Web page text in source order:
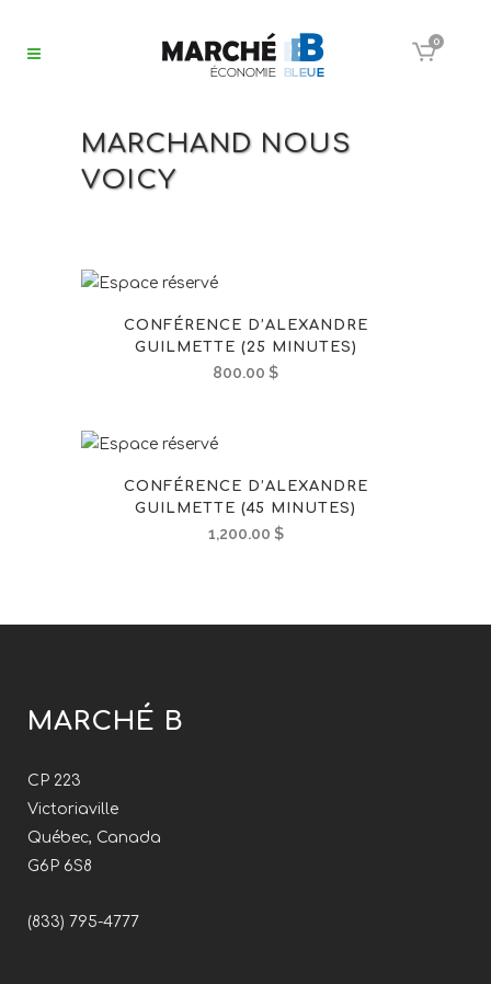
0
MARCHAND NOUS
VOICY
CONFÉRENCE D’ALEXANDRE
GUILMETTE (25 MINUTES)
800.00 $
CONFÉRENCE D’ALEXANDRE
GUILMETTE (45 MINUTES)
1,200.00 $
MARCHÉ B
CP 223
Victoriaville
Québec, Canada
G6P 6S8
(833) 795-4777